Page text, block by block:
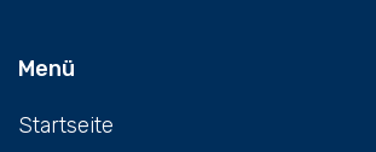
Menü
Startseite